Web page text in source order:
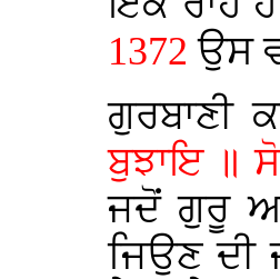
1372ਉਸ
ਗੁਰਬਾਣੀ
ਬੁਝਾਇ ॥
ਜਦੋਂ ਗੁਰੂ
ਜਿਉਣ ਦੀ